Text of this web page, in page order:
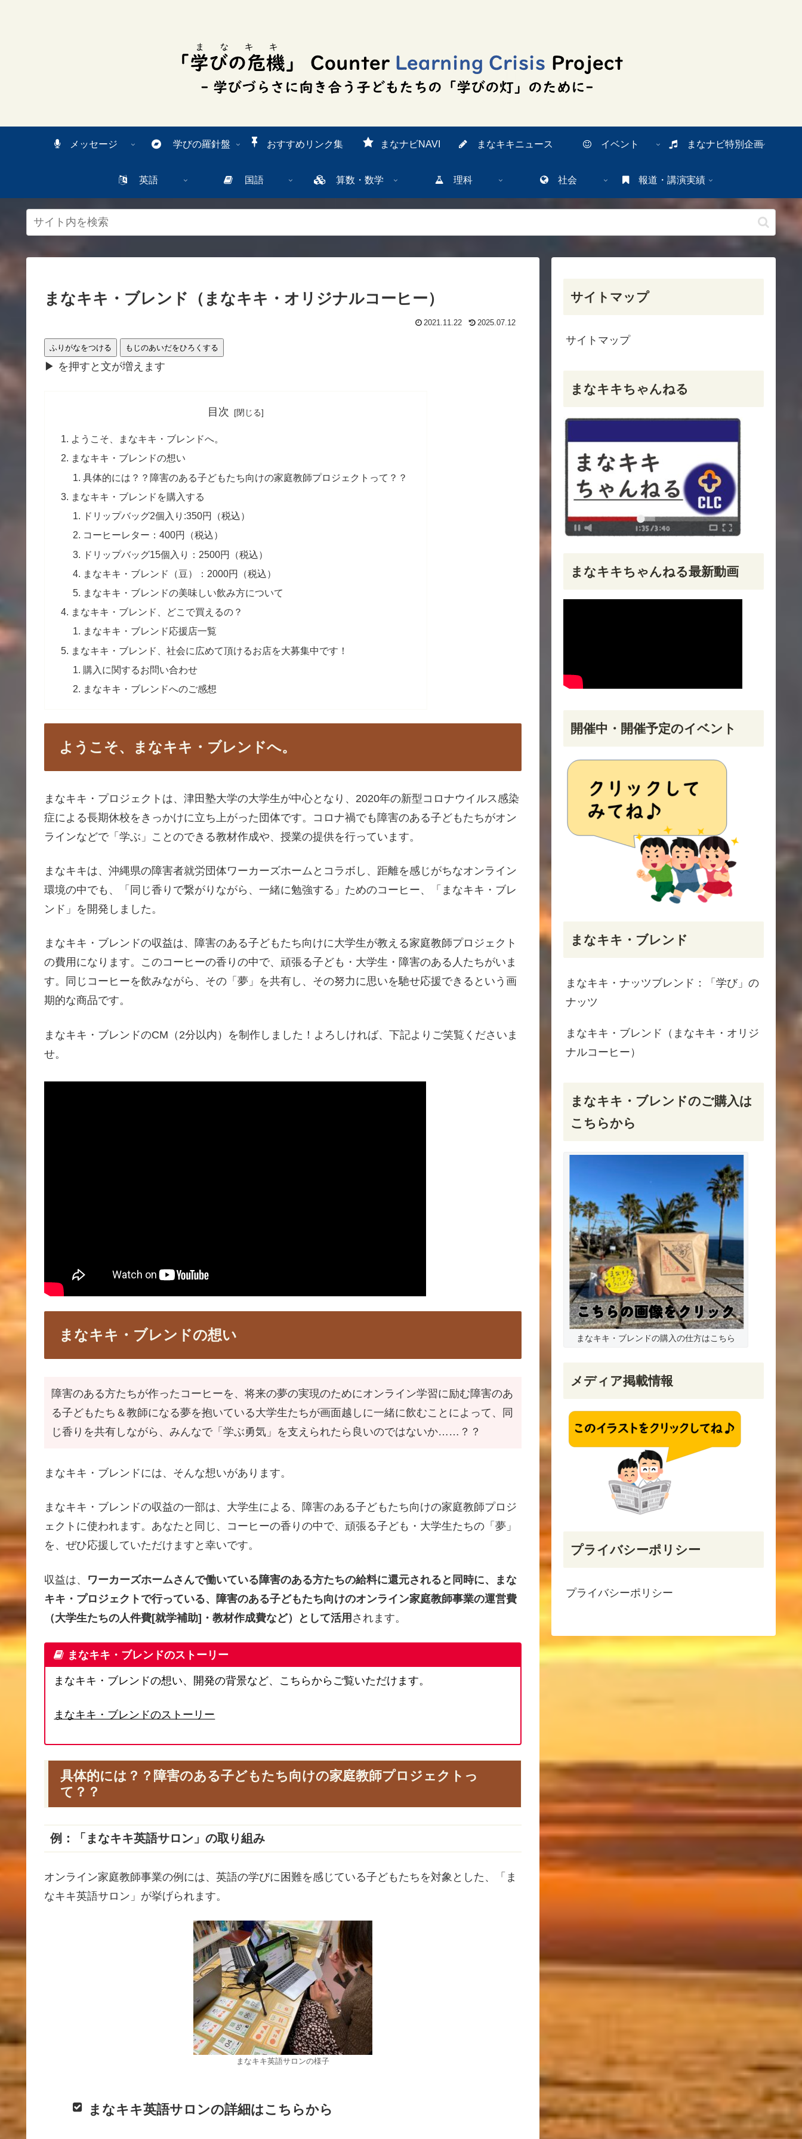
メッセージ 学びの羅針盤 おすすめリンク集 まなナビNAVI まなキキニュース イベント まなナビ特別企画
英語 国語 算数・数学 理科 社会 報道・講演実績
と、
まなキキ・ブレンド（まなキキ・オリジナルコーヒー）
2021.11.22 2025.07.12
ふりがなをつける もじのあいだをひろくする
▶ を押すと文が増 えます
目次
ようこそ、まなキキ・ブレンドへ。
まなキキ・ブレンドの想い
具体的には？？障害のある子どもたち向けの家庭教師プロジェクトって？？
まなキキ・ブレンドを購入する
ドリップバッグ2個入り:350円（税込）
コーヒーレター：400円（税込）
ドリップバッグ15個入り：2500円（税込）
まなキキ・ブレンド（豆）：2000円（税込）
まなキキ・ブレンドの美味しい飲み方について
まなキキ・ブレンド、どこで買えるの？
まなキキ・ブレンド応援店一覧
まなキキ・ブレンド、社会に広めて頂けるお店を大募集中です！
購入に関するお問い合わせ
まなキキ・ブレンドへのご感想
ようこそ、まなキキ・ブレンドへ。
まなキキ・プロジェクトは、津田塾大学の大学生が中心となり、2020年の新型コロナウイルス感染
症による長期休校をきっかけに立ち上がった団体です。コロナ禍でも障害のある子どもたちがオン
ラインなどで「学ぶ」ことのできる教材作成や、授業の提供を行っています。
まなキキは、沖縄県の障害者就労団体ワーカーズホームとコラボし、距離を感じがちなオンライン
環境の中でも、「同じ香りで繋がりながら、一緒に勉強する」ためのコーヒー、「まなキキ・ブレ
ンド」を開発しました。
まなキキ・ブレンドの収益は、障害のある子どもたち向けに大学生が教える家庭教師プロジェクト
の費用になります。このコーヒーの香りの中で、頑張る子ども・大学生・障害のある人たちがいま
す。同じコーヒーを飲みながら、その「夢」を共有し、その努力に思いを馳せ応援できるという画
期的な商品です。
まなキキ・ブレンドのCM（2分以内）を制作しました！よろしければ、下記よりご笑覧くださいま
せ。
まなキキ・ブレンドの想い
障害のある方たちが作ったコーヒーを、将来の夢の実現のためにオンライン学習に励む障害のあ
る子どもたち＆教師になる夢を抱いている大学生たちが画面越しに一緒に飲むことによって、同
じ香りを共有しながら、みんなで「学ぶ勇気」を支えられたら良いのではないか……？？
まなキキ・ブレンドには、そんな想いがあります。
まなキキ・ブレンドの収益の一部は、大学生による、障害のある子どもたち向けの家庭教師プロジ
ェクトに使われます。あなたと同じ、コーヒーの香りの中で、頑張る子ども・大学生たちの「夢」
を、ぜひ応援していただけますと幸いです。
収益は、 ワーカーズホームさんで働いている障害のある方たちの給料に還元されると同時に、まな
キキ・プロジェクトで行っている、障害のある子どもたち向けのオンライン家庭教師事業の運営費
（大学生たちの人件費[就学補助]・教材作成費など）として活用 されます。
まなキキ・ブレンドのストーリー
まなキキ・ブレンドの想い、開発の背景など、こちらからご覧いただけます。
まなキキ・ブレンドのストーリー
具体的には？？障害のある子どもたち向けの家庭教師プロジェクトっ
て？？
例：「まなキキ英語サロン」の取り組み
オンライン家庭教師事業の例には、英語の学びに困難を感じている子どもたちを対象とした、「ま
なキキ英語サロン」が挙げられます。
まなキキ英語サロンの様子
まなキキ英語サロンの詳細はこちらから
サイトマップ
サイトマップ
まなキキちゃんねる
まなキキちゃんねる最新動画
開催中・開催予定のイベント
まなキキ・ブレンド
まなキキ・ナッツブレンド：「学び」の
ナッツ
まなキキ・ブレンド（まなキキ・オリジ
ナルコーヒー）
まなキキ・ブレンドのご購入は
こちらから
まなキキ・ブレンドの購入の仕方はこちら
メディア掲載情報
プライバシーポリシー
プライバシーポリシー